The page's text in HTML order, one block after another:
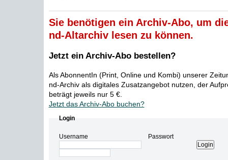
Sie benötigen ein Archiv-Abo, um
nd-Altarchiv lesen zu können.
Jetzt ein Archiv-Abo bestellen?
Als AbonnentIn (Print, Online und Kombi) unserer
nd-Archiv als digitales Zusatzangebot nutzen, der
beträgt jeweils nur 5 €.
Jetzt das Archiv-Abo buchen?
Login
Username Passwort